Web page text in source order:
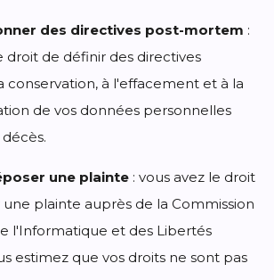
des directives post-mortem :
droit de définir des directives
conservation, à l'effacement et à la
de vos données personnelles
une plainte : vous avez le droit
plainte auprès de la Commission
l'Informatique et des Libertés
estimez que vos droits ne sont pas